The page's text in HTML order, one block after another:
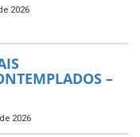
2026
–
2026